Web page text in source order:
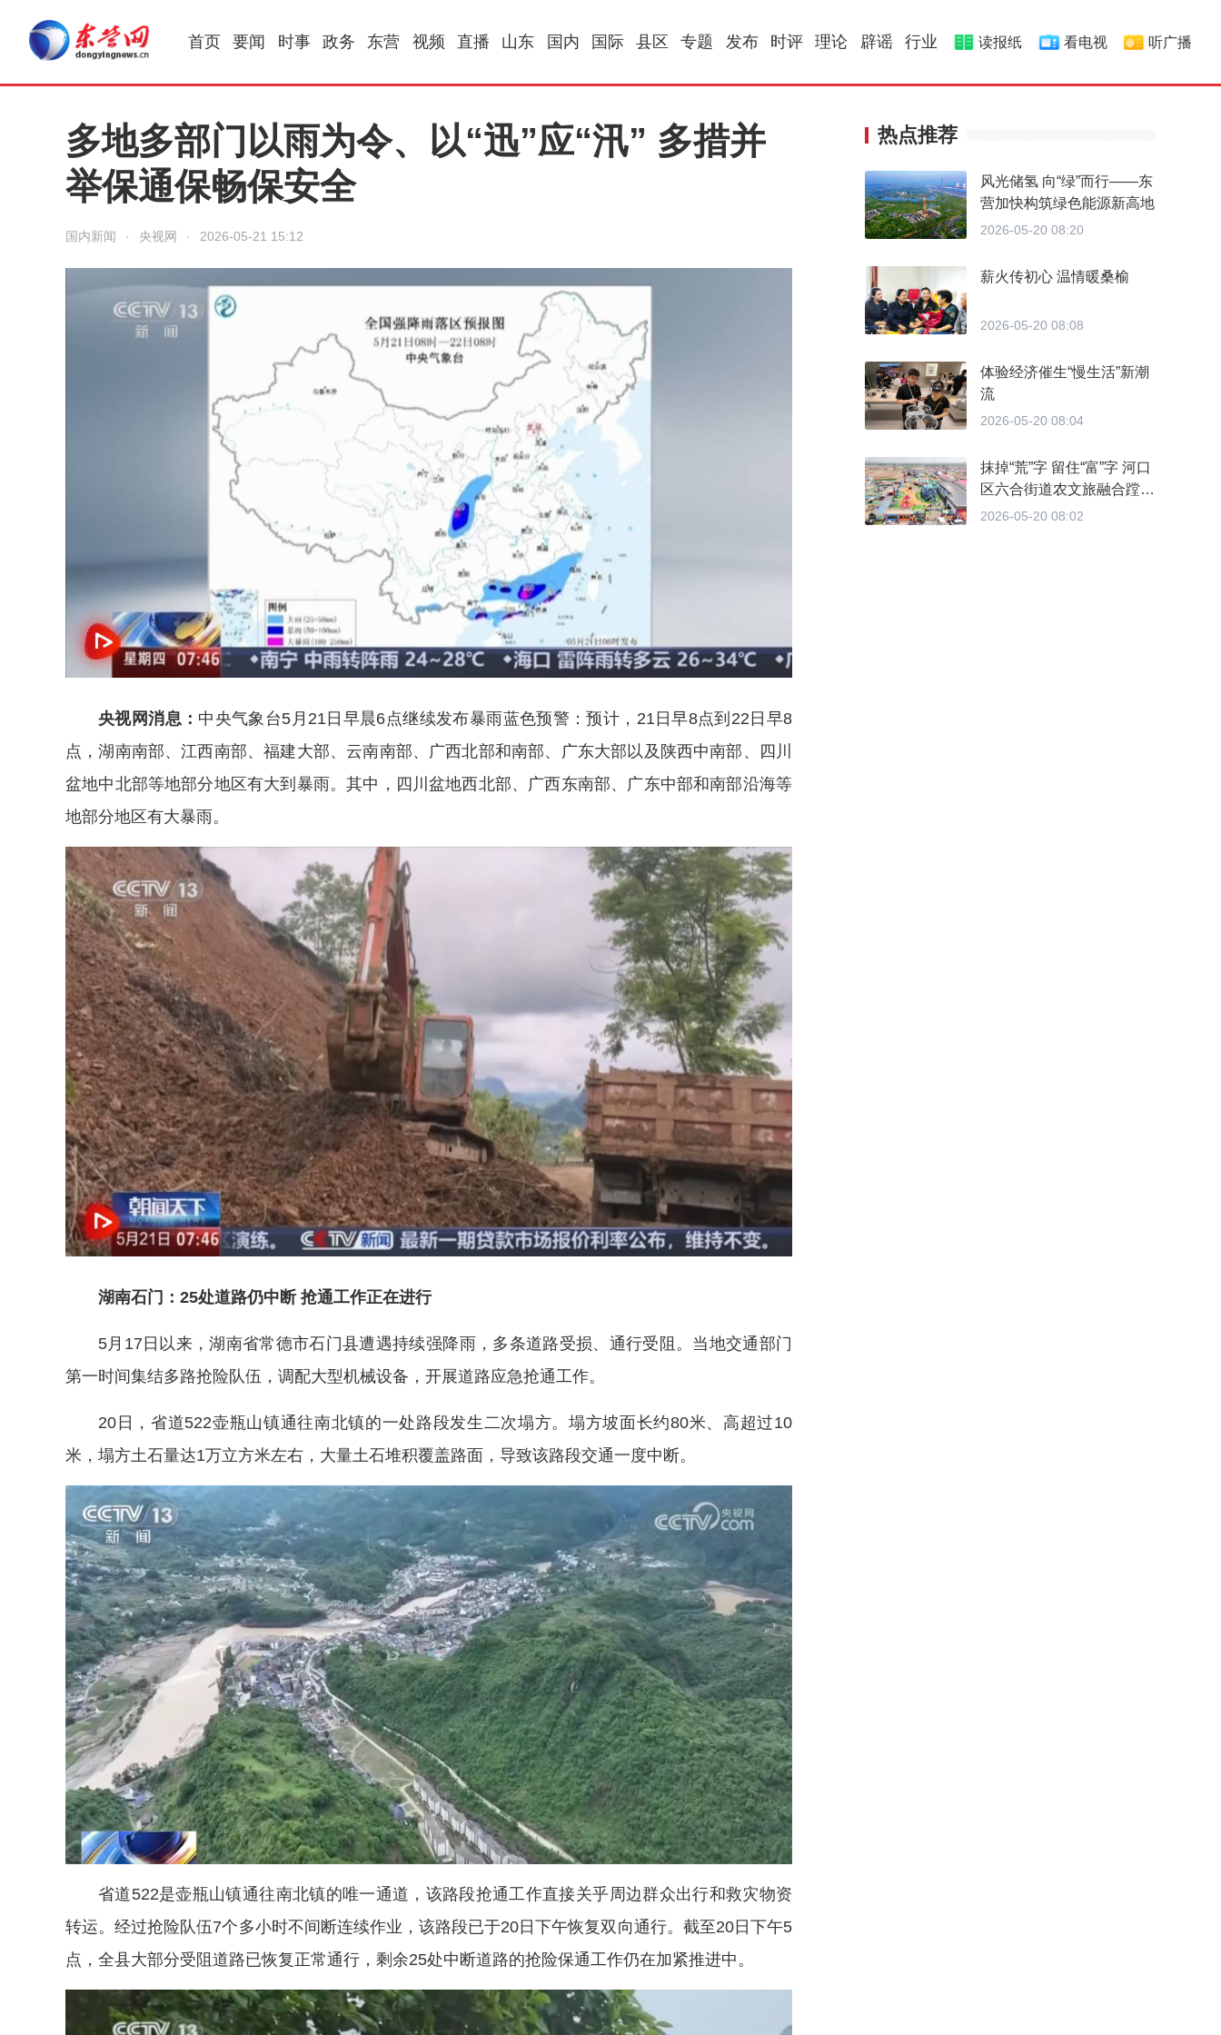
首页 要闻 时事 政务 东营 视频 直播 山东 国内 国际 县区 专题 发布 时评 理论 辟谣 行业 读报纸 看电视 听广播
多地多部门以雨为令、以“迅”应“汛” 多措并
举保通保畅保安全
国内新闻 · 央视网 · 2026-05-21 15:12
央视网消息： 中央气象台5月21日早晨6点继续发布暴雨蓝色预警：预计，21日早8点到22日早8
点，湖南南部、江西南部、福建大部、云南南部、广西北部和南部、广东大部以及陕西中南部、四川
盆地中北部等地部分地区有大到暴雨。其中，四川盆地西北部、广西东南部、广东中部和南部沿海等
地部分地区有大暴雨。
湖南石门：25处道路仍中断 抢通工作正在进行
5月17日以来，湖南省常德市石门县遭遇持续强降雨，多条道路受损、通行受阻。当地交通部门
第一时间集结多路抢险队伍，调配大型机械设备，开展道路应急抢通工作。
20日，省道522壶瓶山镇通往南北镇的一处路段发生二次塌方。塌方坡面长约80米、高超过10
米，塌方土石量达1万立方米左右，大量土石堆积覆盖路面，导致该路段交通一度中断。
省道522是壶瓶山镇通往南北镇的唯一通道，该路段抢通工作直接关乎周边群众出行和救灾物资
转运。经过抢险队伍7个多小时不间断连续作业，该路段已于20日下午恢复双向通行。截至20日下午5
点，全县大部分受阻道路已恢复正常通行，剩余25处中断道路的抢险保通工作仍在加紧推进中。
热点推荐
风光储氢 向“绿”而行——东
营加快构筑绿色能源新高地
2026-05-20 08:20
薪火传初心 温情暖桑榆
2026-05-20 08:08
体验经济催生“慢生活”新潮
流
2026-05-20 08:04
抹掉“荒”字 留住“富”字 河口
区六合街道农文旅融合蹚出
乡村振兴新路
2026-05-20 08:02